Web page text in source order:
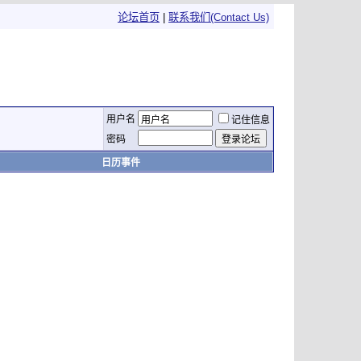
论坛首页 联系我们(Contact Us)
用户名
记住信息
密码
日历事件